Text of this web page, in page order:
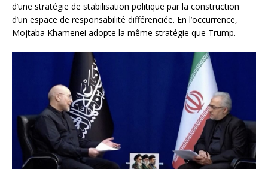
d’une stratégie de stabilisation politique par la construction
d’un espace de responsabilité différenciée. En l’occurrence,
Mojtaba Khamenei adopte la même stratégie que Trump.